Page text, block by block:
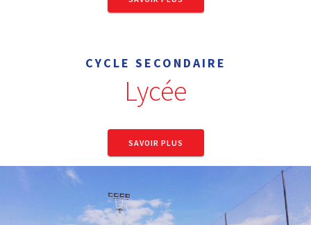
CYCLE SECONDAIRE
Lycée
SAVOIR PLUS